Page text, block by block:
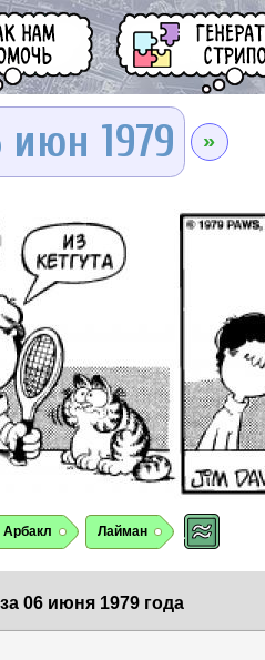
июн 1979 »
Арбакл Лайман
06 июня 1979 года